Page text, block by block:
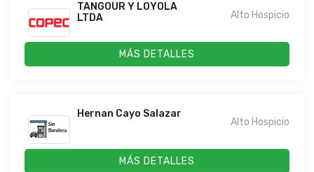
TANGOUR Y LOYOLA
LTDA
Alto Hospicio
MÁS DETALLES
Hernan Cayo Salazar
Alto Hospicio
MÁS DETALLES